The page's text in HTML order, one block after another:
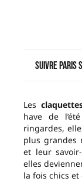
Suivre Paris
Les
have de l’été
ringardes,
plus grandes
et leur
elles
la fois chics